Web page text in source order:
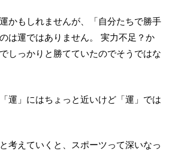
かもしれませんが、「自分たちで勝手
は運ではありません。 実力不足？か
しっかりと勝てていたのでそうではな
運」にはちょっと近いけど「運」では
考えていくと、スポーツって深いなっ